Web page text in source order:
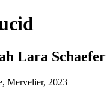
Lara Schaefer
Mervelier, 2023